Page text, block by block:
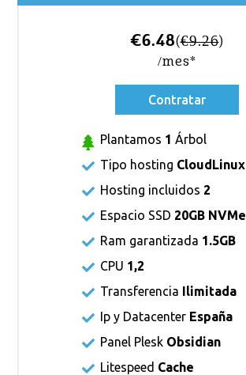
€6.48(€9.26)
/mes*
Contratar
Plantamos 1 Árbol
Tipo hosting CloudLinux
Hosting incluidos 2
Espacio SSD 20GB NVMe
Ram garantizada 1.5GB
CPU 1,2
Transferencia Ilimitada
Ip y Datacenter España
Panel Plesk Obsidian
Litespeed Cache